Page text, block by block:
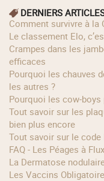
DERNIERS
Comment survivre à la
Le classement Elo,
Crampes dans les jambes : principales causes et solutions
efficaces
Pourquoi les chauves doivent se méfier du soleil bien plus que
les autres ?
Pourquoi les
Tout savoir sur les plaques d'immatriculation françaises et
bien plus encore
Tout savoir sur le
FAQ - Les Péages à
La Dermatose
Les Vaccins